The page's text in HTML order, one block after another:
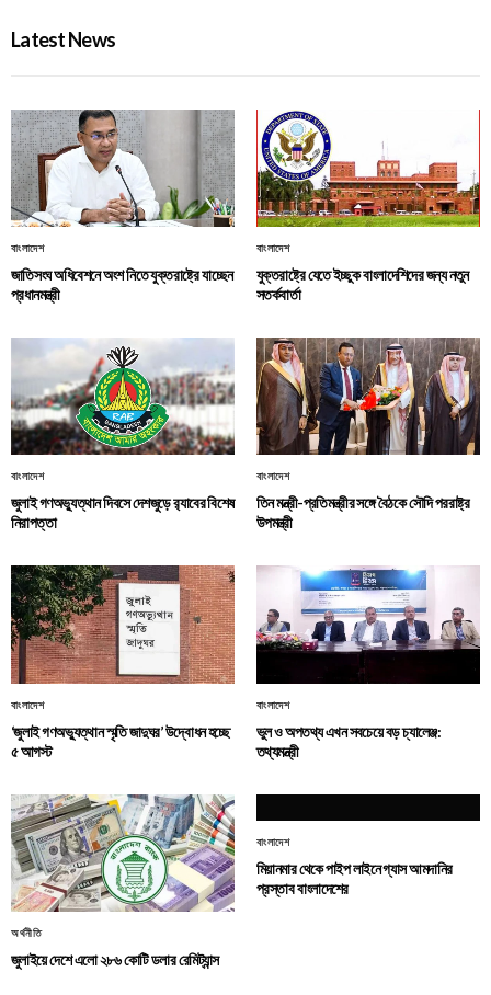
Latest News
বাংলাদেশ
জাতিসংঘ অধিবেশনে অংশ নিতে যুক্তরাষ্ট্রে যাচ্ছেন
প্রধানমন্ত্রী
বাংলাদেশ
যুক্তরাষ্ট্রে যেতে ইচ্ছুক বাংলাদেশিদের জন্য নতুন
সতর্কবার্তা
বাংলাদেশ
জুলাই গণঅভ্যুত্থান দিবসে দেশজুড়ে র‌্যাবের বিশেষ
নিরাপত্তা
বাংলাদেশ
তিন মন্ত্রী-প্রতিমন্ত্রীর সঙ্গে বৈঠকে সৌদি পররাষ্ট্র
উপমন্ত্রী
বাংলাদেশ
‘জুলাই গণঅভ্যুত্থান স্মৃতি জাদুঘর’ উদ্বোধন হচ্ছে
৫ আগস্ট
বাংলাদেশ
ভুল ও অপতথ্য এখন সবচেয়ে বড় চ্যালেঞ্জ:
তথ্যমন্ত্রী
অর্থনীতি
জুলাইয়ে দেশে এলো ২৮৬ কোটি ডলার রেমিট্যান্স
বাংলাদেশ
মিয়ানমার থেকে পাইপ লাইনে গ্যাস আমদানির
প্রস্তাব বাংলাদেশের